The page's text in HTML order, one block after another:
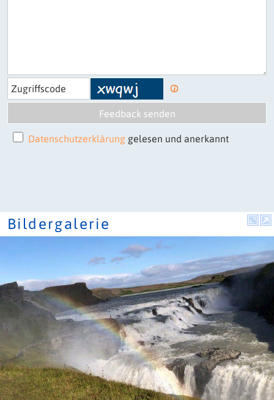
Datenschutzerklärung gelesen und anerkannt
Bildergalerie